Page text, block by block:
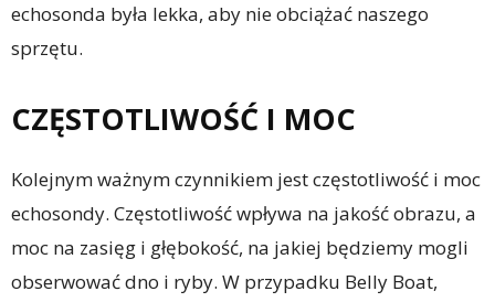
echosonda była lekka, aby nie obciążać naszego
sprzętu.
CZĘSTOTLIWOŚĆ I MOC
Kolejnym ważnym czynnikiem jest częstotliwość i moc
echosondy. Częstotliwość wpływa na jakość obrazu, a
moc na zasięg i głębokość, na jakiej będziemy mogli
obserwować dno i ryby. W przypadku Belly Boat,